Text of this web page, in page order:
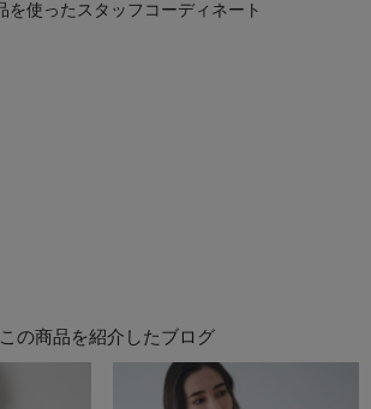
この商品を紹介したブログ